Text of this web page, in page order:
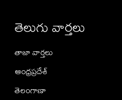
తెలుగు వార్తలు
తాజా వార్తలు
ఆంధ్రప్రదేశ్
తెలంగాణా